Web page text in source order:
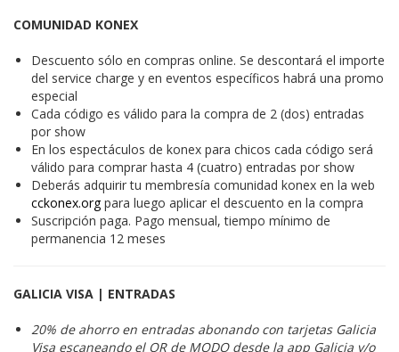
COMUNIDAD KONEX
Descuento sólo en compras online. Se descontará el importe
del service charge y en eventos específicos habrá una promo
especial
Cada código es válido para la compra de 2 (dos) entradas
por show
En los espectáculos de konex para chicos cada código será
válido para comprar hasta 4 (cuatro) entradas por show
Deberás adquirir tu membresía comunidad konex en la web
cckonex.orgpara luego aplicar el descuento en la compra
Suscripción paga. Pago mensual, tiempo mínimo de
permanencia 12 meses
GALICIA VISA | ENTRADAS
20% de ahorro en entradas abonando con tarjetas Galicia
Visa escaneando el QR de MODO desde la app Galicia y/o